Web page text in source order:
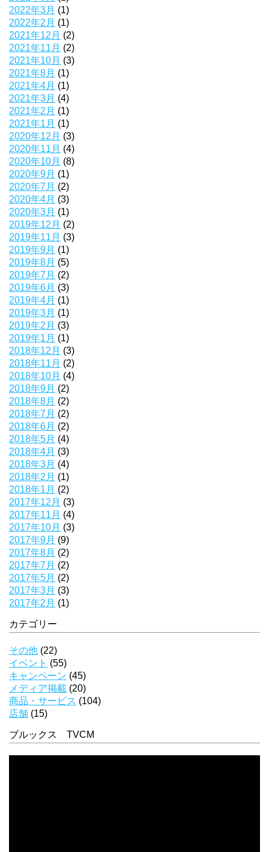
2022年3月 (1)
2022年2月 (1)
2021年12月 (2)
2021年11月 (2)
2021年10月 (3)
2021年8月 (1)
2021年4月 (1)
2021年3月 (4)
2021年2月 (1)
2021年1月 (1)
2020年12月 (3)
2020年11月 (4)
2020年10月 (8)
2020年9月 (1)
2020年7月 (2)
2020年4月 (3)
2020年3月 (1)
2019年12月 (2)
2019年11月 (3)
2019年9月 (1)
2019年8月 (5)
2019年7月 (2)
2019年6月 (3)
2019年4月 (1)
2019年3月 (1)
2019年2月 (3)
2019年1月 (1)
2018年12月 (3)
2018年11月 (2)
2018年10月 (4)
2018年9月 (2)
2018年8月 (2)
2018年7月 (2)
2018年6月 (2)
2018年5月 (4)
2018年4月 (3)
2018年3月 (4)
2018年2月 (1)
2018年1月 (2)
2017年12月 (3)
2017年11月 (4)
2017年10月 (3)
2017年9月 (9)
2017年8月 (2)
2017年7月 (2)
2017年5月 (2)
2017年3月 (3)
2017年2月 (1)
カテゴリー
その他 (22)
イベント (55)
キャンペーン (45)
メディア掲載 (20)
商品・サービス (104)
店舗 (15)
ブルックス TVCM